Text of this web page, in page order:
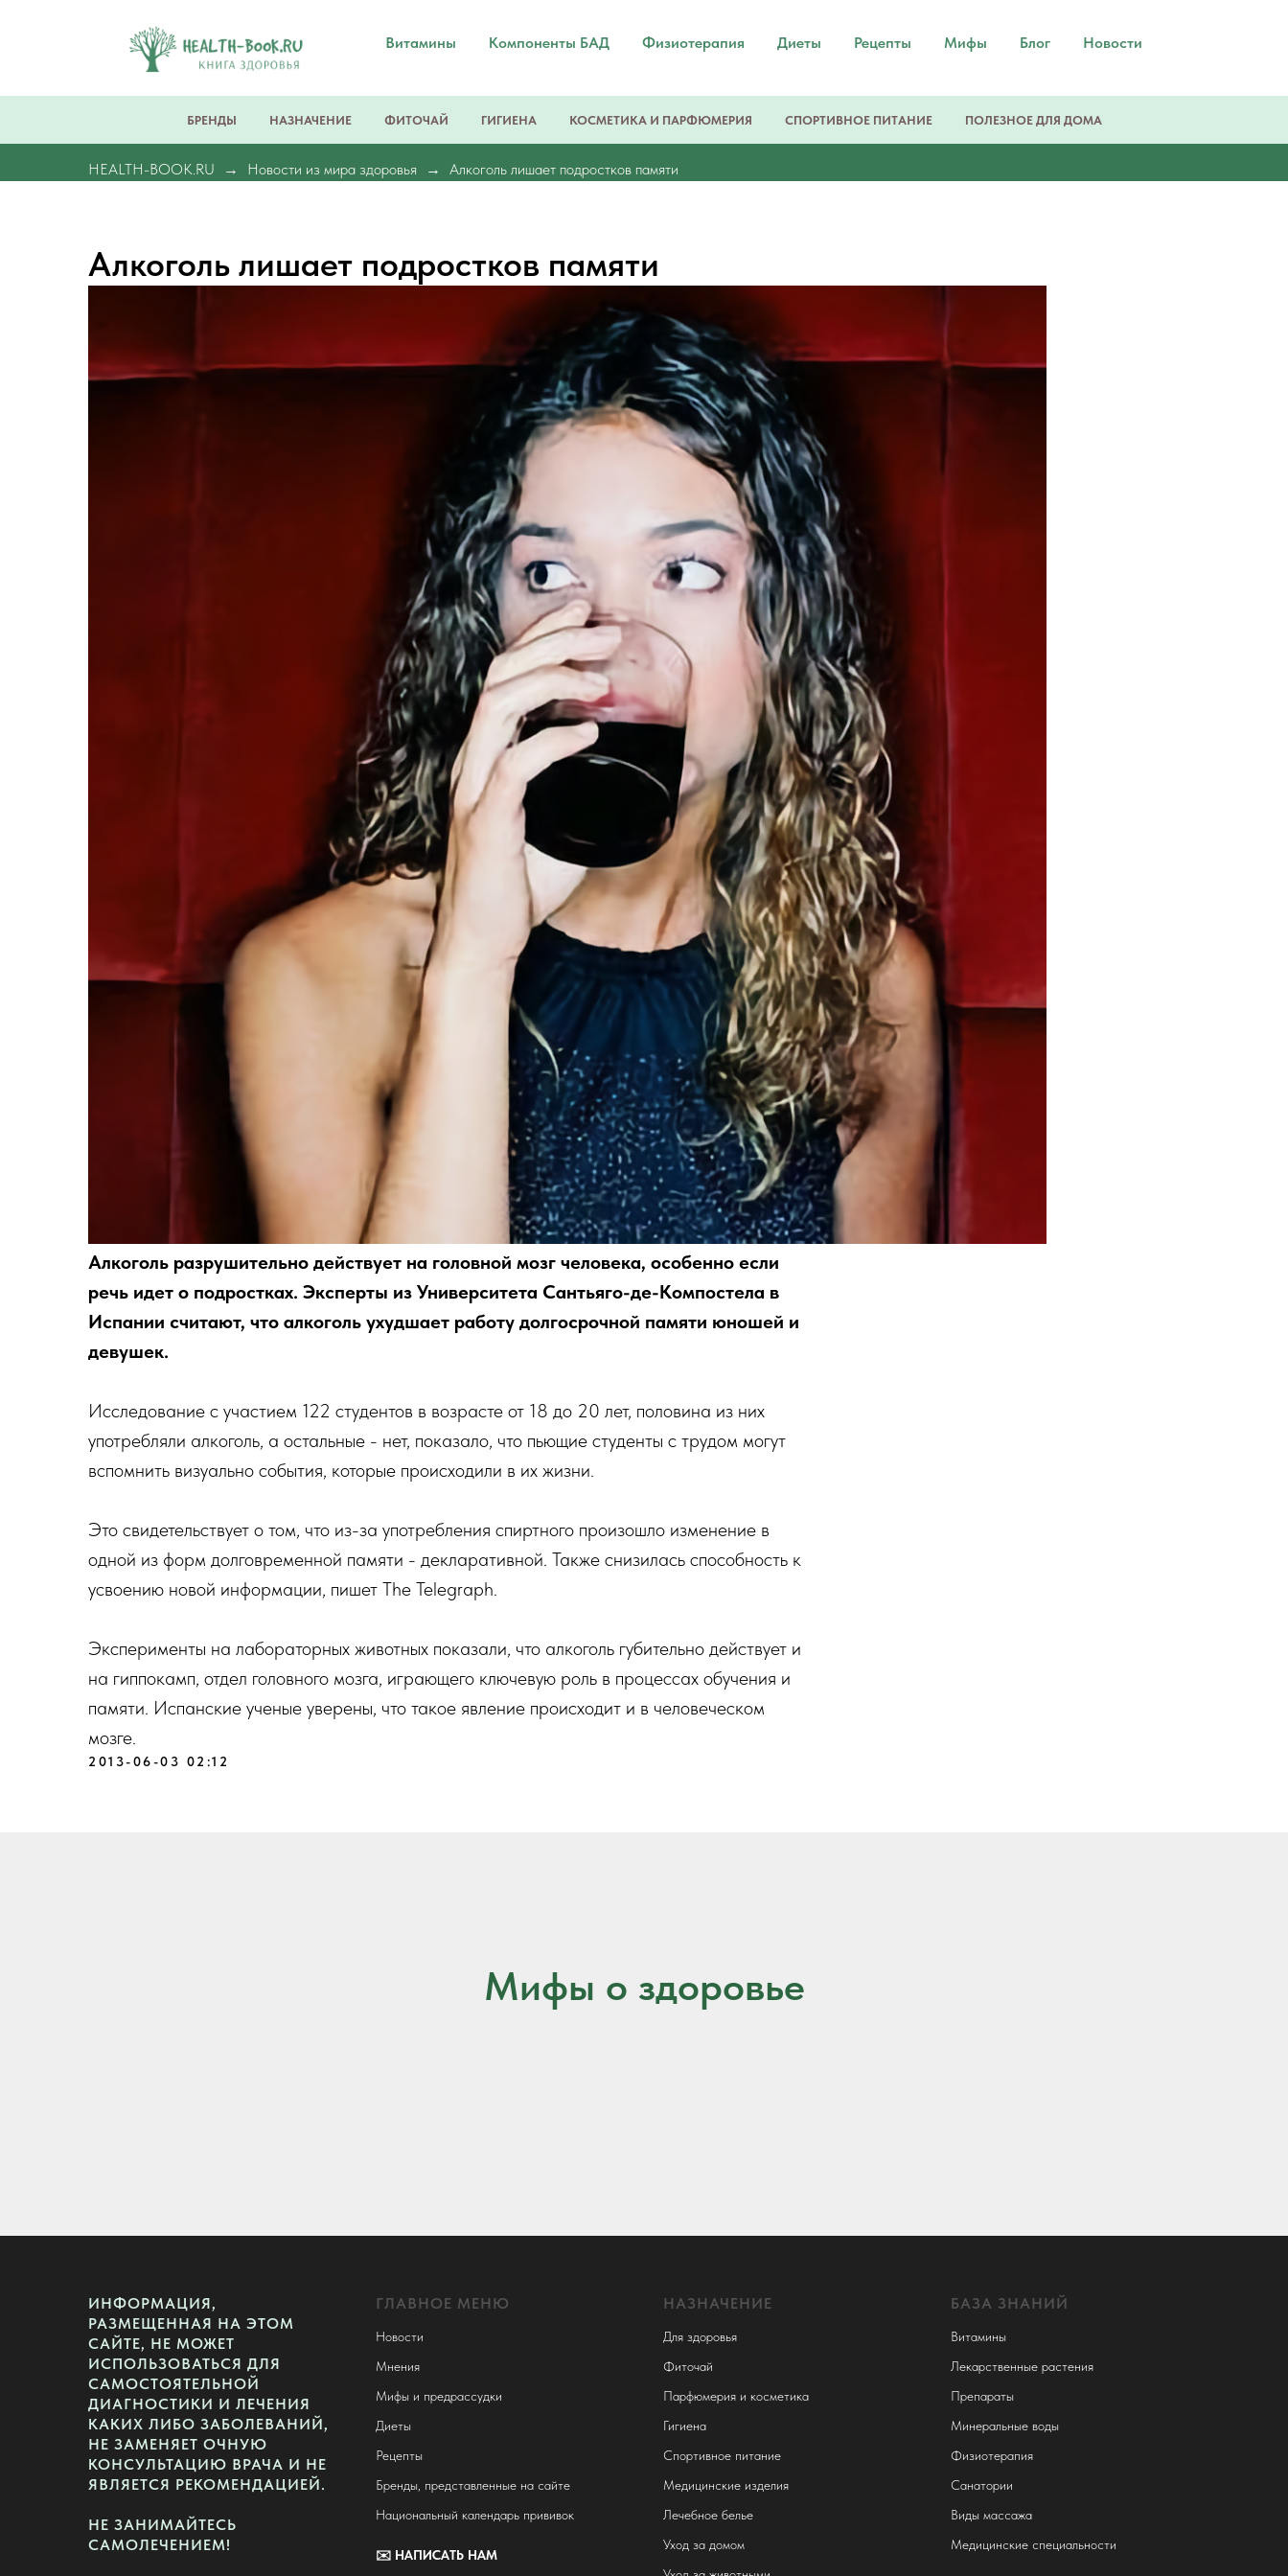
Витамины Компоненты БАД Физиотерапия Диеты Рецепты Мифы Блог Новости
БРЕНДЫ НАЗНАЧЕНИЕ ФИТОЧАЙ ГИГИЕНА КОСМЕТИКА И ПАРФЮМЕРИЯ СПОРТИВНОЕ ПИТАНИЕ ПОЛЕЗНОЕ ДЛЯ ДОМА
HEALTH-BOOK.RU Новости из мира здоровья Алкоголь лишает подростков памяти
Алкоголь лишает подростков памяти
Алкоголь разрушительно действует на головной мозг человека, особенно если
речь идет о подростках. Эксперты из Университета Сантьяго-де-Компостела в
Испании считают, что алкоголь ухудшает работу долгосрочной памяти юношей и
девушек.
Исследование с участием 122 студентов в возрасте от 18 до 20 лет, половина из них
употребляли алкоголь, а остальные - нет, показало, что пьющие студенты с трудом могут
вспомнить визуально события, которые происходили в их жизни.
Это свидетельствует о том, что из-за употребления спиртного произошло изменение в
одной из форм долговременной памяти - декларативной. Также снизилась способность к
усвоению новой информации, пишет The Telegraph.
Эксперименты на лабораторных животных показали, что алкоголь губительно действует и
на гиппокамп, отдел головного мозга, играющего ключевую роль в процессах обучения и
памяти. Испанские ученые уверены, что такое явление происходит и в человеческом
мозге.
2013-06-03 02:12
Мифы о здоровье
ИНФОРМАЦИЯ,
РАЗМЕЩЕННАЯ НА ЭТОМ
САЙТЕ, НЕ МОЖЕТ
ИСПОЛЬЗОВАТЬСЯ ДЛЯ
САМОСТОЯТЕЛЬНОЙ
ДИАГНОСТИКИ И ЛЕЧЕНИЯ
КАКИХ ЛИБО ЗАБОЛЕВАНИЙ,
НЕ ЗАМЕНЯЕТ ОЧНУЮ
КОНСУЛЬТАЦИЮ ВРАЧА И НЕ
ЯВЛЯЕТСЯ РЕКОМЕНДАЦИЕЙ.
НЕ ЗАНИМАЙТЕСЬ
САМОЛЕЧЕНИЕМ!
ГЛАВНОЕ МЕНЮ
Новости
Мнения
Мифы и предрассудки
Диеты
Рецепты
Бренды, представленные на сайте
Национальный календарь прививок
✉️ НАПИСАТЬ НАМ
НАЗНАЧЕНИЕ
Для здоровья
Фиточай
Парфюмерия и косметика
Гигиена
Спортивное питание
Медицинские изделия
Лечебное белье
Уход за домом
БАЗА ЗНАНИЙ
Витамины
Лекарственные растения
Препараты
Минеральные воды
Физиотерапия
Санатории
Виды массажа
Медицинские специальности